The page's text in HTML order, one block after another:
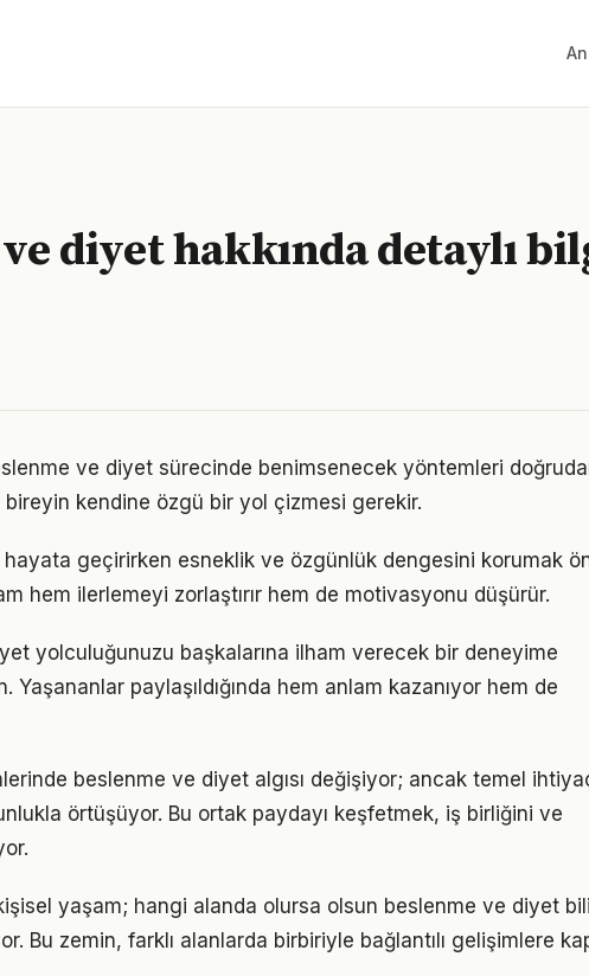
diyet hakkında detaylı
ve diyet sürecinde benimsenecek yöntemleri
bireyin kendine özgü bir yol çizmesi gerekir.
hayata geçirirken esneklik ve özgünlük dengesini korumak
hem ilerlemeyi zorlaştırır hem de motivasyonu düşürür.
yolculuğunuzu başkalarına ilham verecek bir deneyime
Yaşananlar paylaşıldığında hem anlam kazanıyor hem de
beslenme ve diyet algısı değişiyor; ancak temel
örtüşüyor. Bu ortak paydayı keşfetmek, iş birliğini ve
yaşam; hangi alanda olursa olsun beslenme ve diyet
Bu zemin, farklı alanlarda birbiriyle bağlantılı gelişimlere